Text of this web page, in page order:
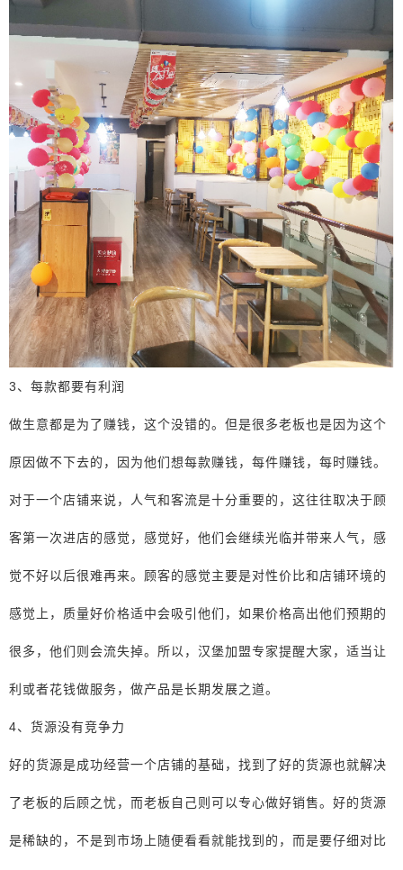
3、每款都要有利润
做生意都是为了赚钱，这个没错的。但是很多老板也是因为这个
原因做不下去的，因为他们想每款赚钱，每件赚钱，每时赚钱。
对于一个店铺来说，人气和客流是十分重要的，这往往取决于顾
客第一次进店的感觉，感觉好，他们会继续光临并带来人气，感
觉不好以后很难再来。顾客的感觉主要是对性价比和店铺环境的
感觉上，质量好价格适中会吸引他们，如果价格高出他们预期的
很多，他们则会流失掉。所以，汉堡加盟专家提醒大家，适当让
利或者花钱做服务，做产品是长期发展之道。
4、货源没有竞争力
好的货源是成功经营一个店铺的基础，找到了好的货源也就解决
了老板的后顾之忧，而老板自己则可以专心做好销售。好的货源
是稀缺的，不是到市场上随便看看就能找到的，而是要仔细对比